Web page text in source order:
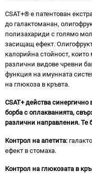
CSAT+® e патентован
до галактоманан,
полизахариди с голямо
засищащ ефект.
калорийна стойност,
различни видове чревни
функция на имунната
на глюкоза в кръвта.
CSAT+ действа
борба с оплакванията,
различни направления. Те
Контрол на апетита:
ефект в стомаха.
Контрол на глюкозата в